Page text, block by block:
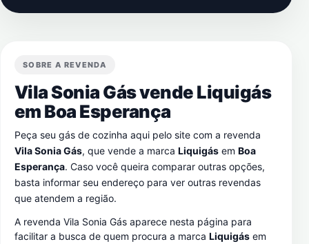
SOBRE A REVENDA
Vila Sonia Gás vende Liquigás
emBoa Esperança
Peça seu gás de cozinha aqui pelo site com a revenda
Vila Sonia Gás, que vende a marca Liquigás em Boa
Esperança. Caso você queira comparar outras opções,
basta informar seu endereço para ver outras revendas
que atendem a região.
A revenda Vila Sonia Gás aparece nesta página para
facilitar a busca de quem procura a marca Liquigás em